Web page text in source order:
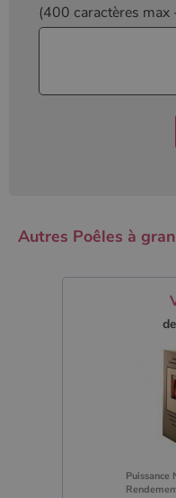
(400 caractères max
Autres Poêles à
Puissance